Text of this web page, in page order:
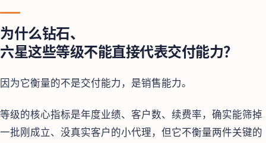
为什么钻石、
六星这些等级不能直接代表交付能力？
因为它衡量的不是交付能力，是销售能力。
等级的核心指标是年度业绩、客户数、续费率，确实能筛掉
一批刚成立、没真实客户的小代理，但它不衡量两件关键的